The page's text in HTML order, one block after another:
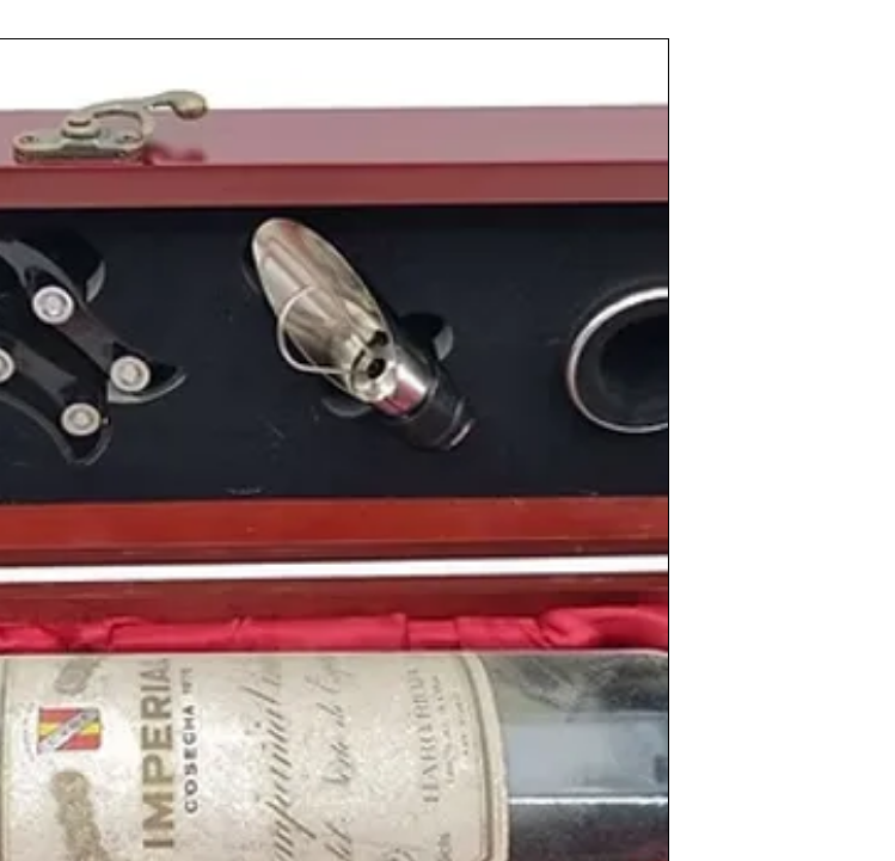
pensados para disfrutarse todavía hoy si han tenido
Las mejores botellas de 1997 muestran hoyarmonía, viveza
de acidez y bouquet
Servicio: 16–18 °C; abrir con
1997 en España: el telón de fondo
Un año de titulares que muchos recuerdan: el
enlace de la
Infanta Cristina e Iñaki Urdangarin
retirada de Miguel
, la primeraCampus Party
6.º puesto
de España en Eurovisióncon Marcos Llunas.
Grefg,Arón Piper,Jacob Elordiu Ousmane Dembélé
comparten año con estas botellas.
Elegir unvino de 1997es celebrar lamaestría: una cosecha
botellas con carácter
. Ideal para
cumpleaños, aniversarios, jubilaciones
o para quienes buscan
undetalle con memoria.
Más información y selección devinos antiguos españoles de
1997 en nuestro blog.
Tu tienda devinos antiguos para regalo. Cada añada cuenta
una historia; cada botella la revive.